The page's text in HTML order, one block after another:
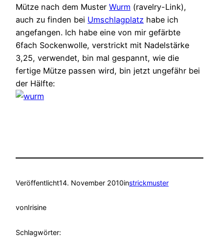
Mütze nach dem Muster Wurm (ravelry-Link),
auch zu finden bei Umschlagplatz habe ich
angefangen. Ich habe eine von mir gefärbte
6fach Sockenwolle, verstrickt mit Nadelstärke
3,25, verwendet, bin mal gespannt, wie die
fertige Mütze passen wird, bin jetzt ungefähr bei
der Hälfte:
Veröffentlicht14. November 2010instrickmuster
vonIrisine
Schlagwörter: